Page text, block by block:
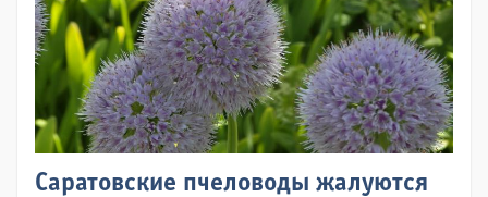
Саратовские пчеловоды жалуются